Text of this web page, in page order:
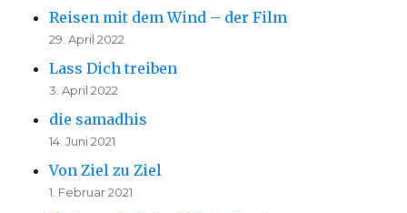
Reisen mit dem Wind – der Film
29. April 2022
Lass Dich treiben
3. April 2022
die samadhis
14. Juni 2021
Von Ziel zu Ziel
1. Februar 2021